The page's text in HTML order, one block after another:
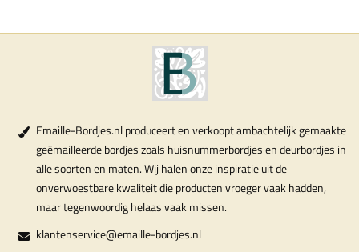
Emaille-Bordjes.nl produceert en verkoopt ambachtelijk gemaakte
geëmailleerde bordjes zoals huisnummerbordjes en deurbordjes in
alle soorten en maten. Wij halen onze inspiratie uit de
onverwoestbare kwaliteit die producten vroeger vaak hadden,
maar tegenwoordig helaas vaak missen.
klantenservice@emaille-bordjes.nl